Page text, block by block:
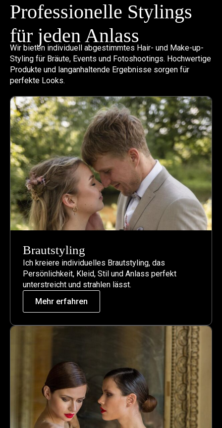
Professionelle Stylings
für jeden Anlass
Wir bieten individuell abgestimmtes Hair- und Make-up-
Styling für Bräute, Events und Fotoshootings. Hochwertige
Produkte und langanhaltende Ergebnisse sorgen für
perfekte Looks.
Brautstyling​
Ich kreiere individuelles Brautstyling, das
Persönlichkeit, Kleid, Stil und Anlass perfekt
unterstreicht und strahlen lässt.
Mehr erfahren